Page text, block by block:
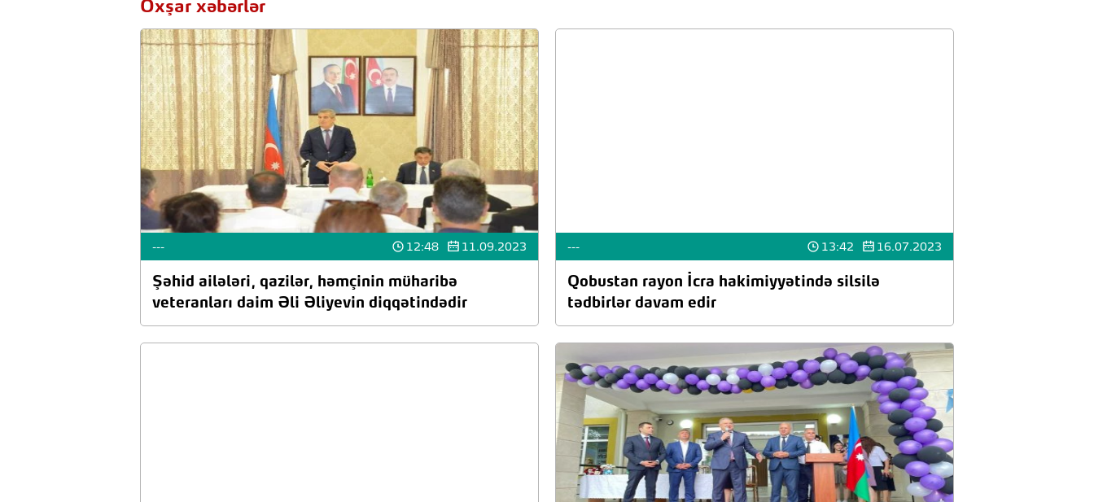
Oxşar xəbərlər
--- 12:48 11.09.2023
Şəhid ailələri, qazilər, həmçinin müharibə
veteranları daim Əli Əliyevin diqqətindədir
--- 13:42 16.07.2023
Qobustan rayon İcra hakimiyyətində silsilə
tədbirlər davam edir